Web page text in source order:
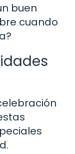
buen
cuando